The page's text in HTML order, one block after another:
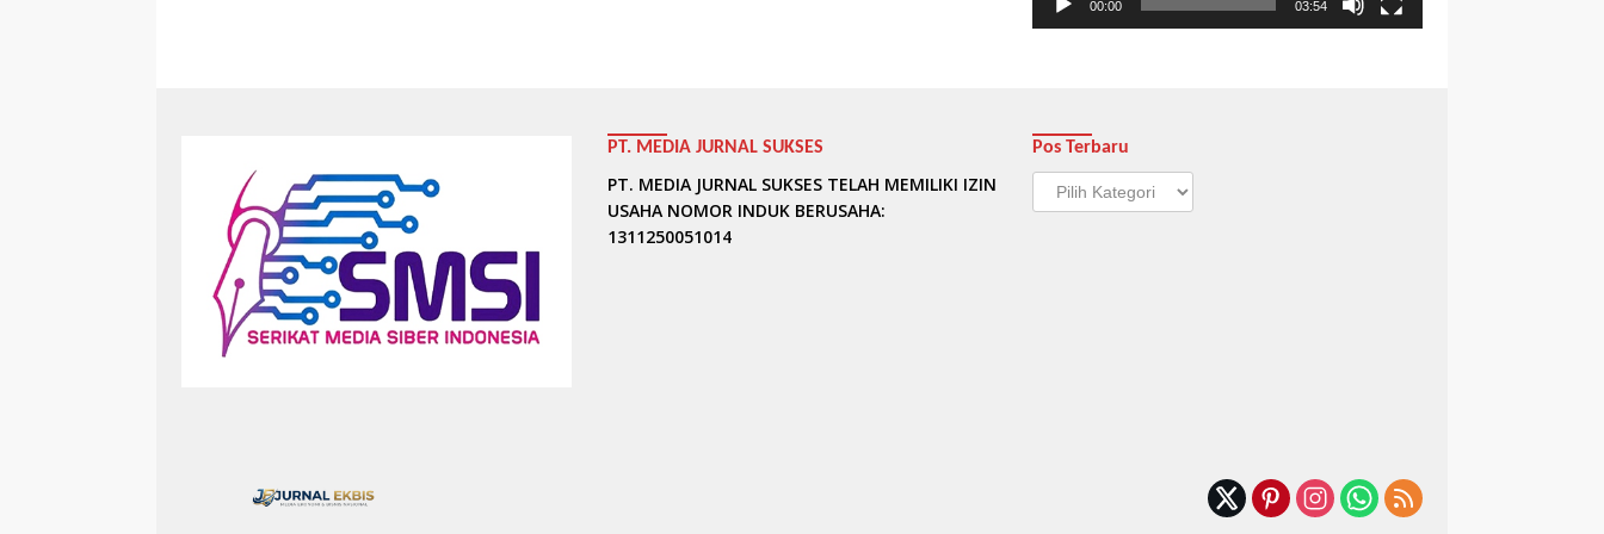
00:00 03:54
PT. MEDIA JURNAL SUKSES
PT. MEDIA JURNAL SUKSES TELAH MEMILIKI IZIN
USAHA NOMOR INDUK BERUSAHA:
1311250051014
Pos Terbaru
Pos
Terbaru